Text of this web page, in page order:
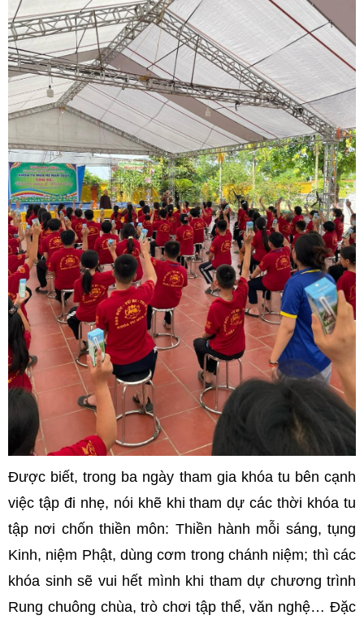
Được biết, trong ba ngày tham gia khóa tu bên cạnh
việc tập đi nhẹ, nói khẽ khi tham dự các thời khóa tu
tập nơi chốn thiền môn: Thiền hành mỗi sáng, tụng
Kinh, niệm Phật, dùng cơm trong chánh niệm; thì các
khóa sinh sẽ vui hết mình khi tham dự chương trình
Rung chuông chùa, trò chơi tập thể, văn nghệ… Đặc